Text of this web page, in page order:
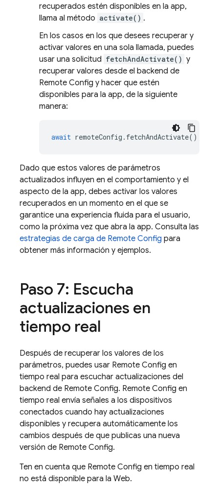
recuperados estén disponibles en la app,
llama al método activate() .
En los casos en los que desees recuperar y
activar valores en una sola llamada, puedes
usar una solicitud fetchAndActivate() y
recuperar valores desde el backend de
Remote Config y hacer que estén
disponibles para la app, de la siguiente
manera:
await remoteConfig . fetchAndActivate();
Dado que estos valores de parámetros
actualizados influyen en el comportamiento y el
aspecto de la app, debes activar los valores
recuperados en un momento en el que se
garantice una experiencia fluida para el usuario,
como la próxima vez que abra la app. Consulta las
estrategias de carga de Remote Config para
obtener más información y ejemplos.
Paso 7: Escucha
actualizaciones en
tiempo real
Después de recuperar los valores de los
parámetros, puedes usar Remote Config en
tiempo real para escuchar actualizaciones del
backend de Remote Config. Remote Config en
tiempo real envía señales a los dispositivos
conectados cuando hay actualizaciones
disponibles y recupera automáticamente los
cambios después de que publicas una nueva
versión de Remote Config.
Ten en cuenta que Remote Config en tiempo real
no está disponible para la Web.